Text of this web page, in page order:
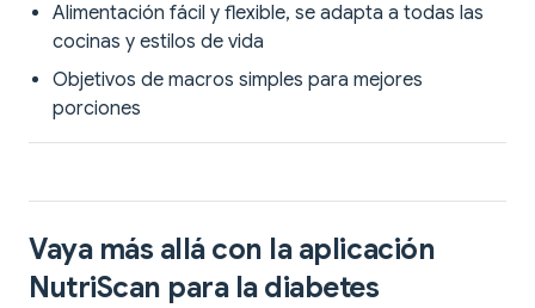
Alimentación fácil y flexible, se adapta a todas las
cocinas y estilos de vida
Objetivos de macros simples para mejores
porciones
Vaya más allá con la aplicación
NutriScan para la diabetes